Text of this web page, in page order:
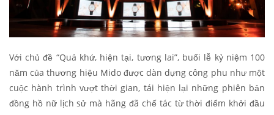
Với chủ đề “Quá khứ, hiện tại, tương lai”, buổi lễ kỷ niệm 100
năm của thương hiệu Mido được dàn dựng công phu như một
cuộc hành trình vượt thời gian, tái hiện lại những phiên bản
đồng hồ nữ lịch sử mà hãng đã chế tác từ thời điểm khởi đầu